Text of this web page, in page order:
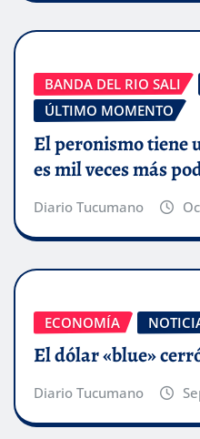
BANDA DEL RIO SALI
ÚLTIMO MOMENTO
El peronismo tiene
es mil veces más
Diario Tucumano
ECONOMÍA
El dólar «blue»
Diario Tucumano